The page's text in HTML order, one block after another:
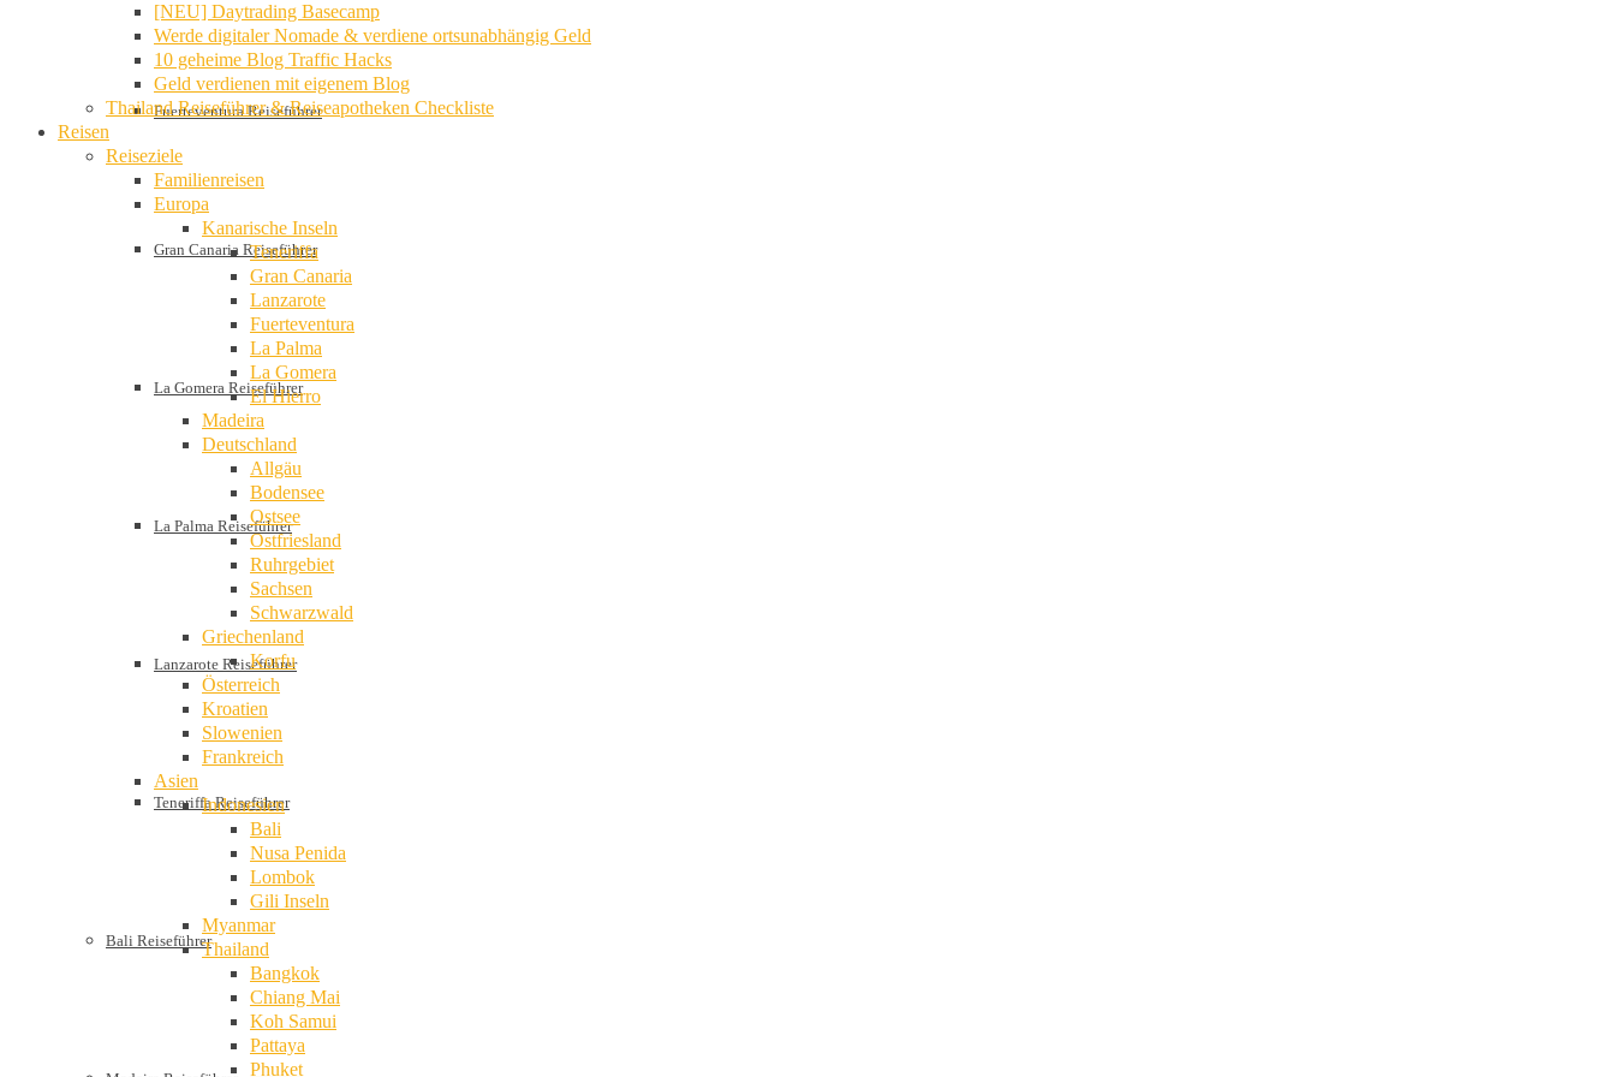
Fuerteventura Reiseführer
Gran Canaria Reiseführer
La Gomera Reiseführer
La Palma Reiseführer
Lanzarote Reiseführer
Teneriffa Reiseführer
Bali Reiseführer
[NEU] Daytrading Basecamp
Werde digitaler Nomade & verdiene ortsunabhängig Geld
10 geheime Blog Traffic Hacks
Geld verdienen mit eigenem Blog
Thailand Reiseführer & Reiseapotheken Checkliste
Reisen
Reiseziele
Familienreisen
Europa
Kanarische Inseln
Teneriffa
Gran Canaria
Lanzarote
Fuerteventura
La Palma
La Gomera
El Hierro
Madeira
Deutschland
Allgäu
Bodensee
Ostsee
Ostfriesland
Ruhrgebiet
Sachsen
Schwarzwald
Griechenland
Korfu
Österreich
Kroatien
Slowenien
Frankreich
Asien
Indonesien
Bali
Nusa Penida
Lombok
Gili Inseln
Myanmar
Thailand
Bangkok
Chiang Mai
Koh Samui
Pattaya
Phuket